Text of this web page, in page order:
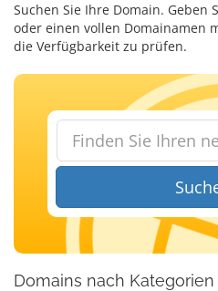
Suchen Sie Ihre Domain. Geben
oder einen vollen Domainamen
die Verfügbarkeit zu prüfen.
Domains nach Kategorien